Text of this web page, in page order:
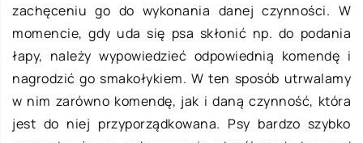
zachęceniu go do wykonania danej czynności. W
momencie, gdy uda się psa skłonić np. do podania
łapy, należy wypowiedzieć odpowiednią komendę i
nagrodzić go smakołykiem. W ten sposób utrwalamy
w nim zarówno komendę, jak i daną czynność, która
jest do niej przyporządkowana. Psy bardzo szybko